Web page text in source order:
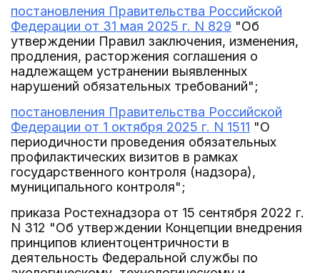
постановления Правительства Российской
Федерации от 31 мая 2025 г. N 829 "Об
утверждении Правил заключения, изменения,
продления, расторжения соглашения о
надлежащем устранении выявленных
нарушений обязательных требований";
постановления Правительства Российской
Федерации от 1 октября 2025 г. N 1511 "О
периодичности проведения обязательных
профилактических визитов в рамках
государственного контроля (надзора),
муниципального контроля";
приказа Ростехнадзора от 15 сентября 2022 г.
N 312 "Об утверждении Концепции внедрения
принципов клиентоцентричности в
деятельность Федеральной службы по